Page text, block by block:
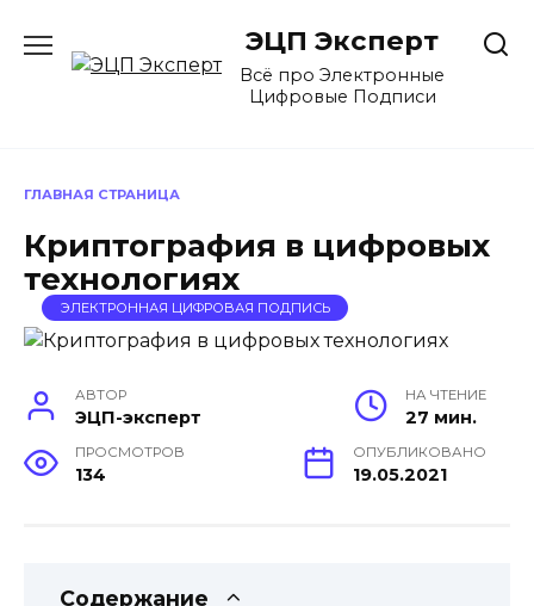
содержанию
ЭЦП Эксперт
Всё про Электронные
Цифровые Подписи
ГЛАВНАЯ СТРАНИЦА
Криптография в цифровых
технологиях
ЭЛЕКТРОННАЯ ЦИФРОВАЯ ПОДПИСЬ
АВТОР
ЭЦП-эксперт
НА ЧТЕНИЕ
27 мин.
ПРОСМОТРОВ
134
ОПУБЛИКОВАНО
19.05.2021
Содержание